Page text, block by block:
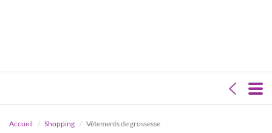
Accueil Shopping Vêtements de grossesse